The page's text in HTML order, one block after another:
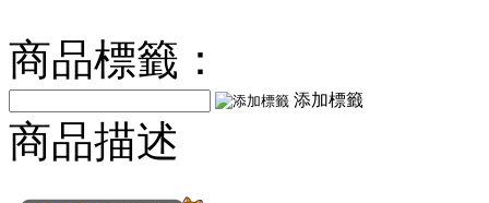
商品標籤：
添加標籤
商品描述